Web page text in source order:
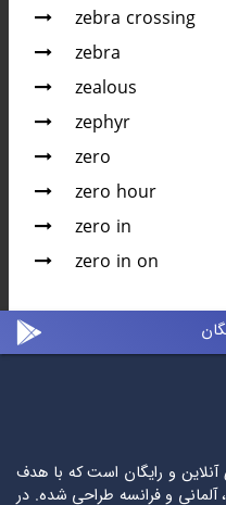
zebra crossing
zebra
zealous
zephyr
zero
zero hour
zero in
zero in on
و رایگان است که با هدف
آلمانی و فرانسه طراحی شده. در